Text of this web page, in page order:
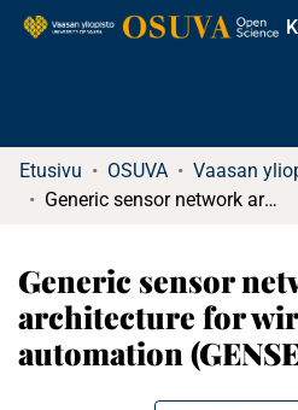
Etusivu OSUVA
Vaasan
Generic sensor network architecture for wireless automation (GENSEN)
Generic sensor
architecture for
automation